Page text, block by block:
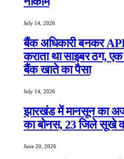
July 14, 2026
बैंक अधिकारी बनकर
कराता था साइबर ठग,
बैंक खाते का पैसा
July 14, 2026
झारखंड में मानसून का
का बोनस, 23 जिले सूखे
June 20, 2026